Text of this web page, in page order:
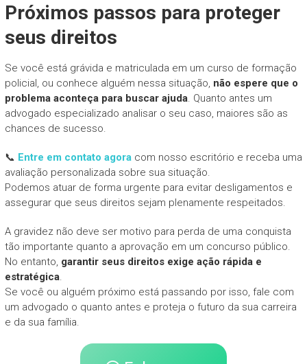
Próximos passos para proteger
seus direitos
Se você está grávida e matriculada em um curso de formação
policial, ou conhece alguém nessa situação, não espere que o
problema aconteça para buscar ajuda. Quanto antes um
advogado especializado analisar o seu caso, maiores são as
chances de sucesso.
📞 Entre em contato agoracom nosso escritório e receba uma
avaliação personalizada sobre sua situação.
Podemos atuar de forma urgente para evitar desligamentos e
assegurar que seus direitos sejam plenamente respeitados.
A gravidez não deve ser motivo para perda de uma conquista
tão importante quanto a aprovação em um concurso público.
No entanto, garantir seus direitos exige ação rápida e
estratégica.
Se você ou alguém próximo está passando por isso, fale com
um advogado o quanto antes e proteja o futuro da sua carreira
e da sua família.